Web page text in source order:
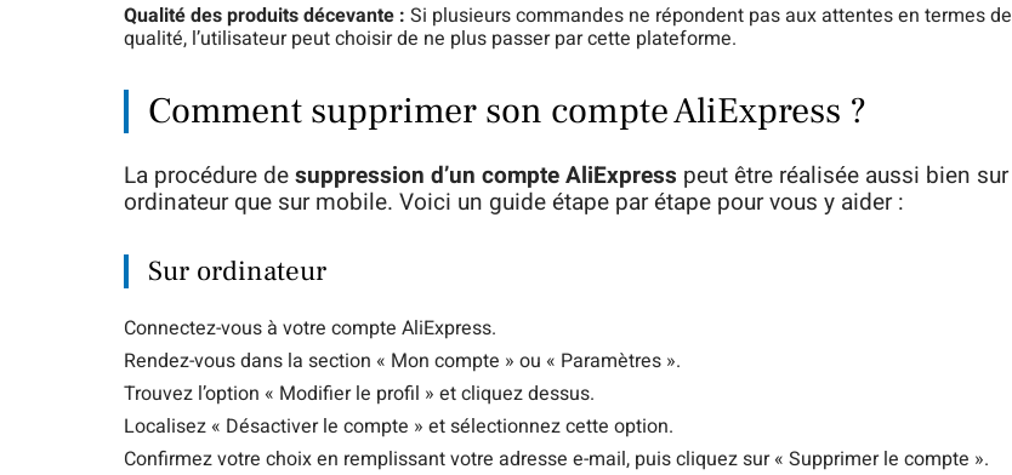
Qualité des produits décevante : Si plusieurs commandes ne répondent pas aux attentes en termes de
qualité, l’utilisateur peut choisir de ne plus passer par cette plateforme.
Comment supprimer son compte AliExpress ?
La procédure desuppression d’un compte AliExpress peut être réalisée aussi bien sur
ordinateur que sur mobile. Voici un guide étape par étape pour vous y aider :
Sur ordinateur
Connectez-vous à votre compte AliExpress.
Rendez-vous dans la section « Mon compte » ou « Paramètres ».
Trouvez l’option « Modifier le profil » et cliquez dessus.
Localisez « Désactiver le compte » et sélectionnez cette option.
Confirmez votre choix en remplissant votre adresse e-mail, puis cliquez sur « Supprimer le compte ».